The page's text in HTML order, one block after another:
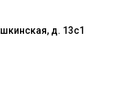
д. 13с1